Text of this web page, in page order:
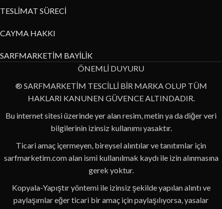
TESLİMAT SÜRECİ
CAYMA HAKKI
SARFMARKETİM BAYİLİK
ÖNEMLİ DUYURU
® SARFMARKETİM TESCİLLİ BİR MARKA OLUP TÜM
HAKLARI KANUNEN GÜVENCE ALTINDADIR.
Bu internet sitesi üzerinde yer alan resim, metin ya da diğer veri
bilgilerinin izinsiz kullanımı yasaktır.
Ticari amaç içermeyen, bireysel alıntılar ve tanıtımlar için
sarfmarketim.com alan ismi kullanılmak kaydı ile izin alınmasına
gerek yoktur.
Kopyala-Yapıştır yöntemi ile izinsiz şekilde yapılan alıntı ve
paylaşımlar eğer ticari bir amaç için paylaşılıyorsa, yasalar